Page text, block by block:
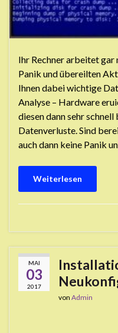
Ihr Rechner arbeitet gar
Panik und übereilten
Ihnen dabei wichtige
Analyse – Hardware
diesen dann sehr
Datenverluste. Sind
auch dann keine Panik
Weiterlesen
MAI
03
2017
von Admin